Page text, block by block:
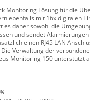
Monitoring Lösung für die
ebenfalls mit 16x digitalen
daher sowohl die
und sendet
einen RJ45 LAN
Verwaltung der
Monitoring 150 unterstützt